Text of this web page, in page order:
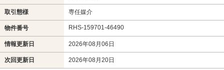
取引態様 専任媒介
物件番号 RHS-159701-46490
情報更新日 2026年08月06日
次回更新日 2026年08月20日